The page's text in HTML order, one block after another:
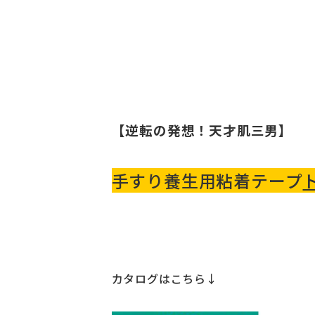
【逆転の発想！天才肌三男】
手すり養生用粘着テープ
カタログはこちら↓